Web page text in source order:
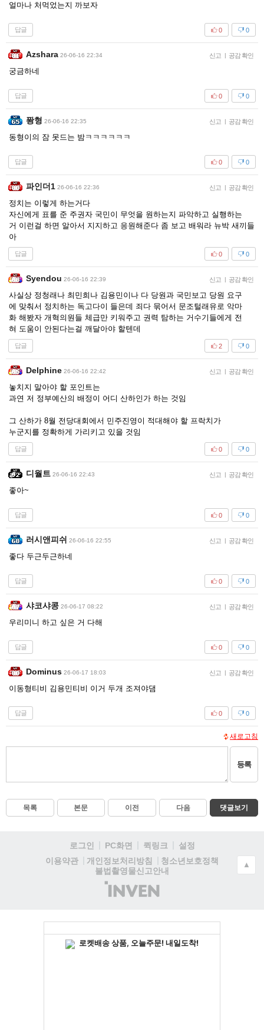
얼마나 처먹었는지 까보자
답글 0
0
Azshara 26-06-16 22:34 신고 | 공감 확인
궁금하네
답글 0
0
퐝형 26-06-16 22:35 신고 | 공감 확인
동형이의 잠 못드는 밤ㅋㅋㅋㅋㅋㅋ
답글 0
0
파인더1 26-06-16 22:36 신고 | 공감 확인
정치는 이렇게 하는거다
자신에게 표를 준 주권자 국민이 무엇을 원하는지 파악하고 실행하는
거 이런걸 하면 알아서 지지하고 응원해준다 좀 보고 배워라 뉴박 새끼들
아
답글 0
0
Syendou 26-06-16 22:39 신고 | 공감 확인
사실상 정청래나 최민희나 김용민이나 다 당원과 국민보고 당원 요구
에 맞춰서 정치하는 독고다이 들은데 죄다 묶어서 문조털래유로 악마
화 해봤자 개혁의원들 체급만 키워주고 권력 탐하는 거수기들에게 전
혀 도움이 안된다는걸 깨달아야 할텐데
답글 0
2
Delphine 26-06-16 22:42 신고 | 공감 확인
놓치지 말아야 할 포인트는
과연 저 정부예산의 배정이 어디 산하인가 하는 것임
그 산하가 8월 전당대회에서 민주진영이 적대해야 할 프락치가
누군지를 정확하게 가리키고 있을 것임
답글 0
0
디월트 26-06-16 22:43 신고 | 공감 확인
좋아~
답글 0
0
러시앤피쉬 26-06-16 22:55 신고 | 공감 확인
좋다 두근두근하네
답글 0
0
샤코샤콩 26-06-17 08:22 신고 | 공감 확인
우리미니 하고 싶은 거 다해
답글 0
0
Dominus 26-06-17 18:03 신고 | 공감 확인
이동형티비 김용민티비 이거 두개 조져야댐
답글 0
0
새로고침
등록
목록 본문 이전 다음 댓글보기
로그인 PC화면 퀵링크
설정
이용약관
개인정보처리방침
청소년보호정책
불법촬영물신고안내
(주)
인
▲